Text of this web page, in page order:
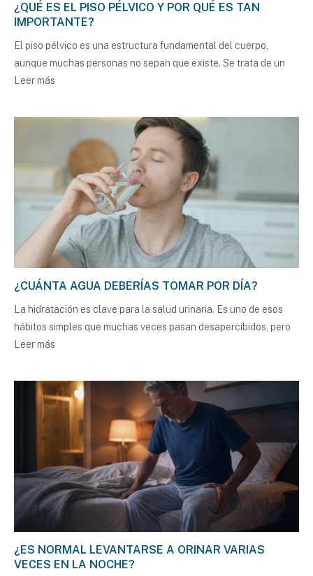
¿QUÉ ES EL PISO PÉLVICO Y POR QUÉ ES TAN
IMPORTANTE?
El piso pélvico es una estructura fundamental del cuerpo,
aunque muchas personas no sepan que existe. Se trata de un
Leer más
¿CUÁNTA AGUA DEBERÍAS TOMAR POR DÍA?
La hidratación es clave para la salud urinaria. Es uno de esos
hábitos simples que muchas veces pasan desapercibidos, pero
Leer más
¿ES NORMAL LEVANTARSE A ORINAR VARIAS
VECES EN LA NOCHE?